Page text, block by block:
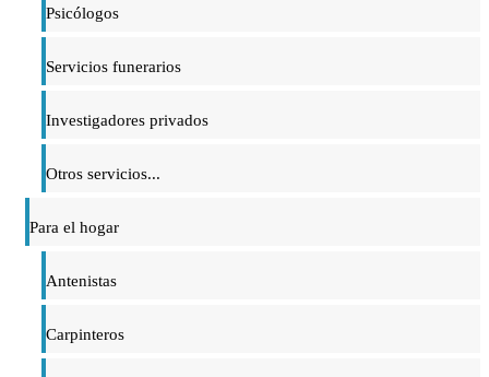
Psicólogos
Servicios funerarios
Investigadores privados
Otros servicios...
Para el hogar
Antenistas
Carpinteros